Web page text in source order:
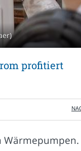
profitiert